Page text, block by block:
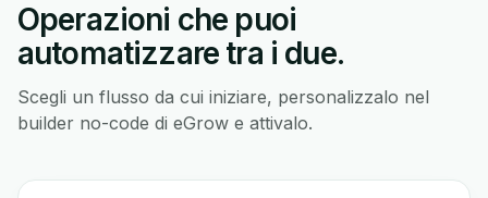
Operazioni che puoi
automatizzare tra i due.
Scegli un flusso da cui iniziare, personalizzalo nel
builder no-code di eGrow e attivalo.